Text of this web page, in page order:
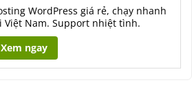
widget dễ cấu hình và thay
hiển thì, thêm class để custom
WordPress giá rẻ, chạy nhanh
Việt Nam. Support nhiệt tình.
Xem ngay